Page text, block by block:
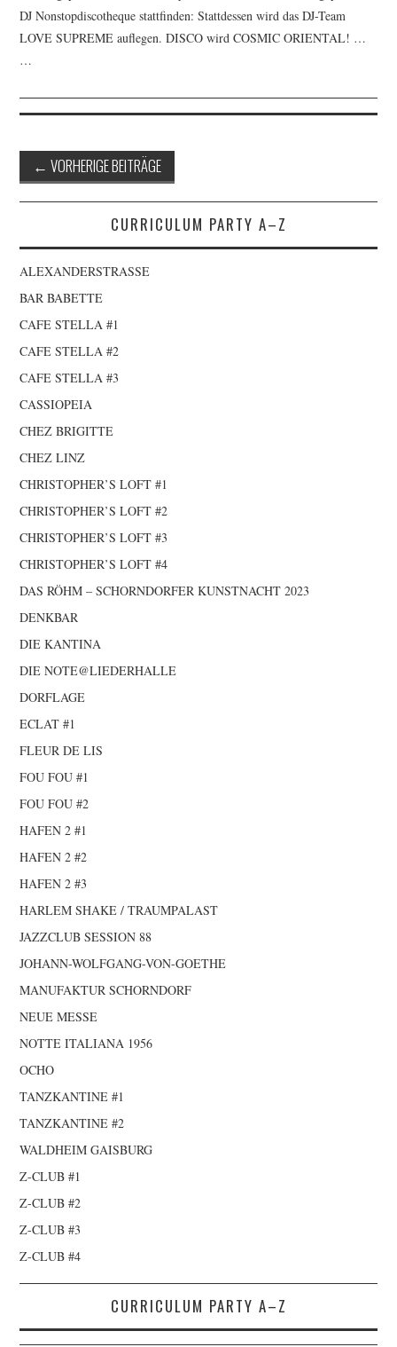
DJ Nonstopdiscotheque stattfinden: Stattdessen wird das DJ-Team
LOVE SUPREME auflegen. DISCO wird COSMIC ORIENTAL! …
…
Artikel-
Navigation
← VORHERIGE BEITRÄGE
CURRICULUM PARTY A–Z
ALEXANDERSTRASSE
BAR BABETTE
CAFE STELLA #1
CAFE STELLA #2
CAFE STELLA #3
CASSIOPEIA
CHEZ BRIGITTE
CHEZ LINZ
CHRISTOPHER’S LOFT #1
CHRISTOPHER’S LOFT #2
CHRISTOPHER’S LOFT #3
CHRISTOPHER’S LOFT #4
DAS RÖHM – SCHORNDORFER KUNSTNACHT 2023
DENKBAR
DIE KANTINA
DIE NOTE@LIEDERHALLE
DORFLAGE
ECLAT #1
FLEUR DE LIS
FOU FOU #1
FOU FOU #2
HAFEN 2 #1
HAFEN 2 #2
HAFEN 2 #3
HARLEM SHAKE / TRAUMPALAST
JAZZCLUB SESSION 88
JOHANN-WOLFGANG-VON-GOETHE
MANUFAKTUR SCHORNDORF
NEUE MESSE
NOTTE ITALIANA 1956
OCHO
TANZKANTINE #1
TANZKANTINE #2
WALDHEIM GAISBURG
Z-CLUB #1
Z-CLUB #2
Z-CLUB #3
Z-CLUB #4
CURRICULUM PARTY A–Z